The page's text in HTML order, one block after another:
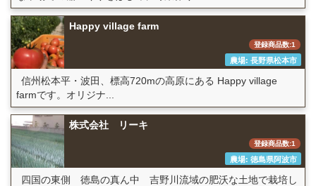
Happy village farm
登録商品数:1
農場: 長野県松本市
信州松本平・波田、標高720mの高原にある Happy village
farmです。オリジナ...
株式会社 リーキ
登録商品数:1
農場: 徳島県阿波市
四国の東側 徳島の真ん中 吉野川流域の肥沃な土地で栽培し